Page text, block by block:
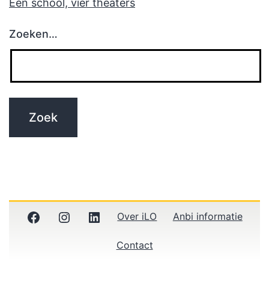
Eén school, vier theaters
Zoeken…
FacebookInstagramLinkedIn
Over iLO Anbi informatie
Contact